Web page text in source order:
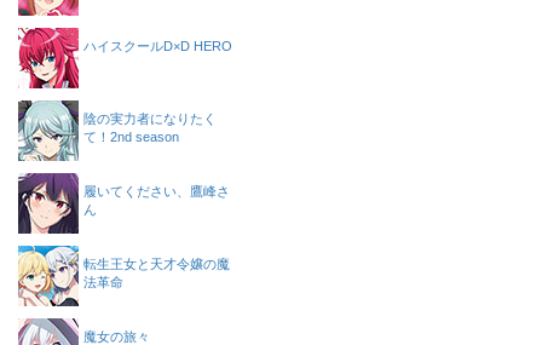
ハイスクールD×D HERO
陰の実力者になりたく
て！2nd season
履いてください、鷹峰さ
ん
転生王女と天才令嬢の魔
法革命
魔女の旅々